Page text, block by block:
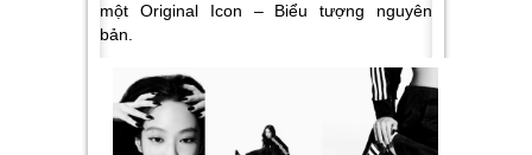
một Original Icon – Biểu tượng nguyên
bản.